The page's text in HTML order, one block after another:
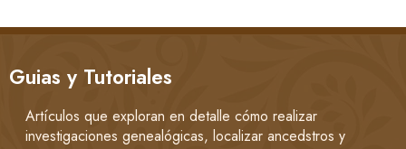
Guias y Tutoriales
Artículos que exploran en detalle cómo realizar
investigaciones genealógicas, localizar ancedstros y